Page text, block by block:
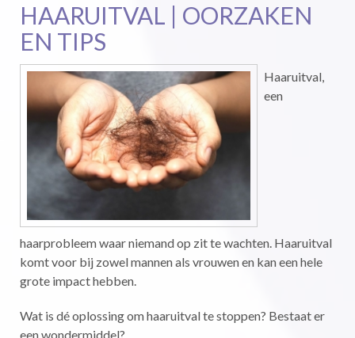
HAARUITVAL | OORZAKEN
EN TIPS
Haaruitval,
een
haarprobleem waar niemand op zit te wachten. Haaruitval
komt voor bij zowel mannen als vrouwen en kan een hele
grote impact hebben.
Wat is dé oplossing om haaruitval te stoppen? Bestaat er
een wondermiddel?